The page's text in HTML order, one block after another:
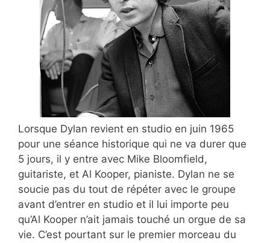
Lorsque Dylan revient en studio en juin 1965
pour une séance historique qui ne va durer que
5 jours, il y entre avec Mike Bloomfield,
guitariste, et Al Kooper, pianiste. Dylan ne se
soucie pas du tout de répéter avec le groupe
avant d’entrer en studio et il lui importe peu
qu’Al Kooper n’ait jamais touché un orgue de sa
vie. C’est pourtant sur le premier morceau du